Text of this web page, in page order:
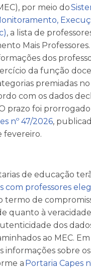
por meio do
, a lista de
Mais
dos
da função
premiadas
com os dados
prazo foi
nº 47/2026,
fevereiro.
de educação
com professores
termo de
quanto à
dos
ao MEC.
informações sobre
a Portaria Capes